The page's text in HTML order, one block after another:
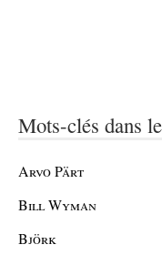
Mots-clés dans
Arvo Pärt
Bill Wyman
Björk